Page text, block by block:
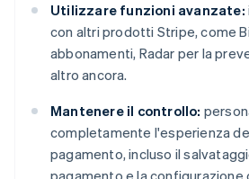
Utilizzare funzioni avanzate:
con altri prodotti Stripe, come
abbonamenti, Radar per la
altro ancora.
Mantenere il controllo:
completamente l'esperienza
pagamento, incluso il